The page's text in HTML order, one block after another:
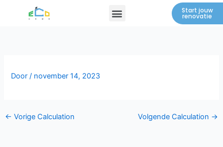
Menu Start jouw
renovatie
Door/ november 14, 2023
← Vorige Calculation Volgende Calculation →